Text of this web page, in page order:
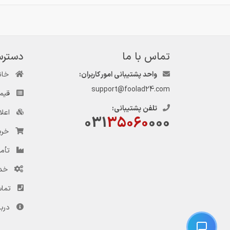
تماس با ما
واحد پشتیبانی امور کاربران:
support@foolad24.com
تلفن پشتیبانی:
03135060000